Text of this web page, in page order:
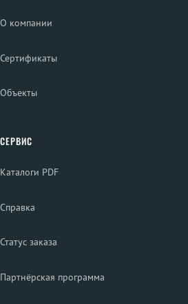
О компании
Сертификаты
Объекты
СЕРВИС
Каталоги PDF
Справка
Статус заказа
Партнёрская программа